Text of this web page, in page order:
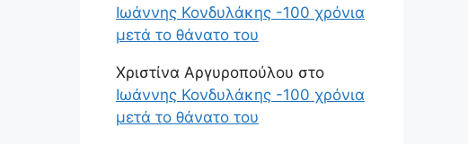
Ιωάννης Κονδυλάκης -100 χρόνια
μετά το θάνατο του
Χριστίνα Αργυροπούλου στο
Ιωάννης Κονδυλάκης -100 χρόνια
μετά το θάνατο του